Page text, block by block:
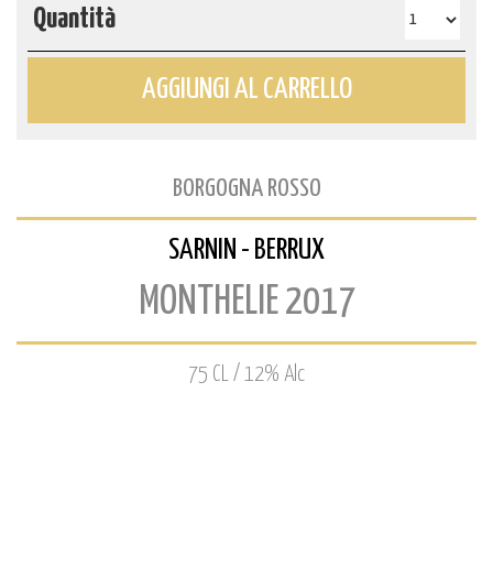
Quantità
AGGIUNGI AL CARRELLO
BORGOGNA ROSSO
SARNIN - BERRUX
MONTHELIE 2017
75 CL / 12% Alc